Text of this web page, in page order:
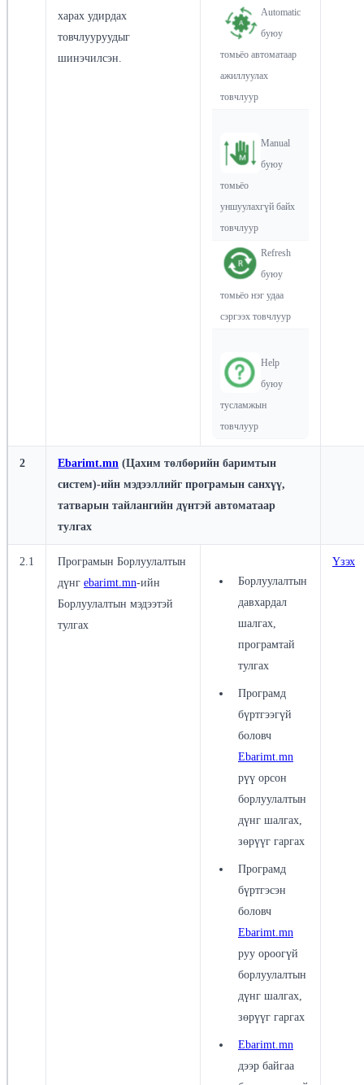
харах удирдах
товчлууруудыг
шинэчилсэн.
Automatic
буюу
томьёо автоматаар
ажиллуулах
товчлуур
Manual
буюу
томьёо
уншуулахгүй байх
товчлуур
Refresh
буюу
томьёо нэг удаа
сэргээх товчлуур
Help
буюу
тусламжын
товчлуур
2 Ebarimt.mn (Цахим төлбөрийн баримтын
систем)-ийн мэдээллийг програмын санхүү,
татварын тайлангийн дүнтэй автоматаар
тулгах
2.1
Програмын Борлуулалтын
дүнг ebarimt.mn-ийн
Борлуулалтын мэдээтэй
тулгах
Борлуулалтын
давхардал
шалгах,
програмтай
тулгах
Програмд
бүртгээгүй
боловч
Ebarimt.mn
рүү орсон
борлуулалтын
дүнг шалгах,
зөрүүг гаргах
Програмд
бүртгэсэн
боловч
Ebarimt.mn
руу ороогүй
борлуулалтын
дүнг шалгах,
зөрүүг гаргах
Ebarimt.mn
дээр байгаа
Үзэх